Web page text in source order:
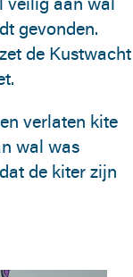
gevonden.
de Kustwacht
verlaten kite
wal was
de kiter zijn